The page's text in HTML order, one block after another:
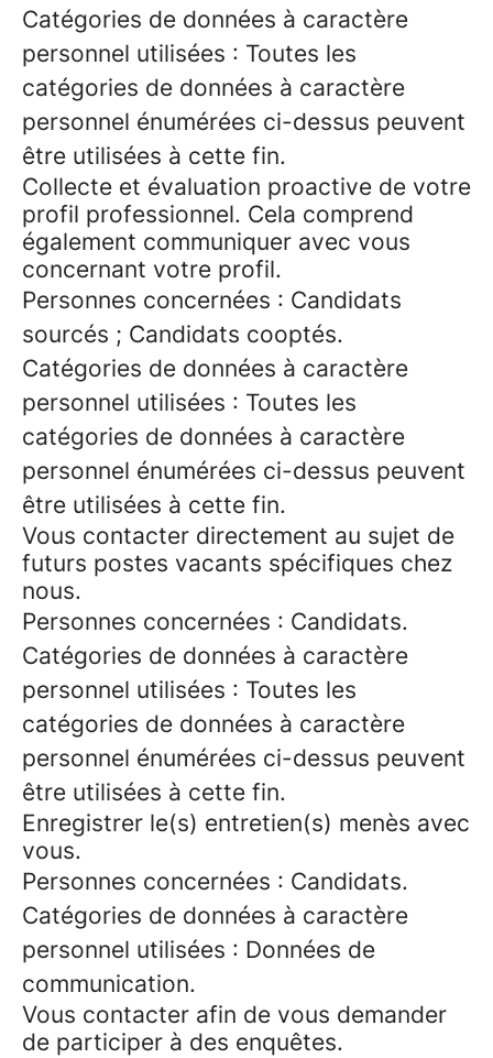
Catégories de données à caractère
personnel utilisées : Toutes les
catégories de données à caractère
personnel énumérées ci-dessus peuvent
être utilisées à cette fin.
Collecte et évaluation proactive de votre
profil professionnel. Cela comprend
également communiquer avec vous
concernant votre profil.
Personnes concernées : Candidats
sourcés ; Candidats cooptés.
Catégories de données à caractère
personnel utilisées : Toutes les
catégories de données à caractère
personnel énumérées ci-dessus peuvent
être utilisées à cette fin.
Vous contacter directement au sujet de
futurs postes vacants spécifiques chez
nous.
Personnes concernées : Candidats.
Catégories de données à caractère
personnel utilisées : Toutes les
catégories de données à caractère
personnel énumérées ci-dessus peuvent
être utilisées à cette fin.
Enregistrer le(s) entretien(s) menès avec
vous.
Personnes concernées : Candidats.
Catégories de données à caractère
personnel utilisées : Données de
communication.
Vous contacter afin de vous demander
de participer à des enquêtes.